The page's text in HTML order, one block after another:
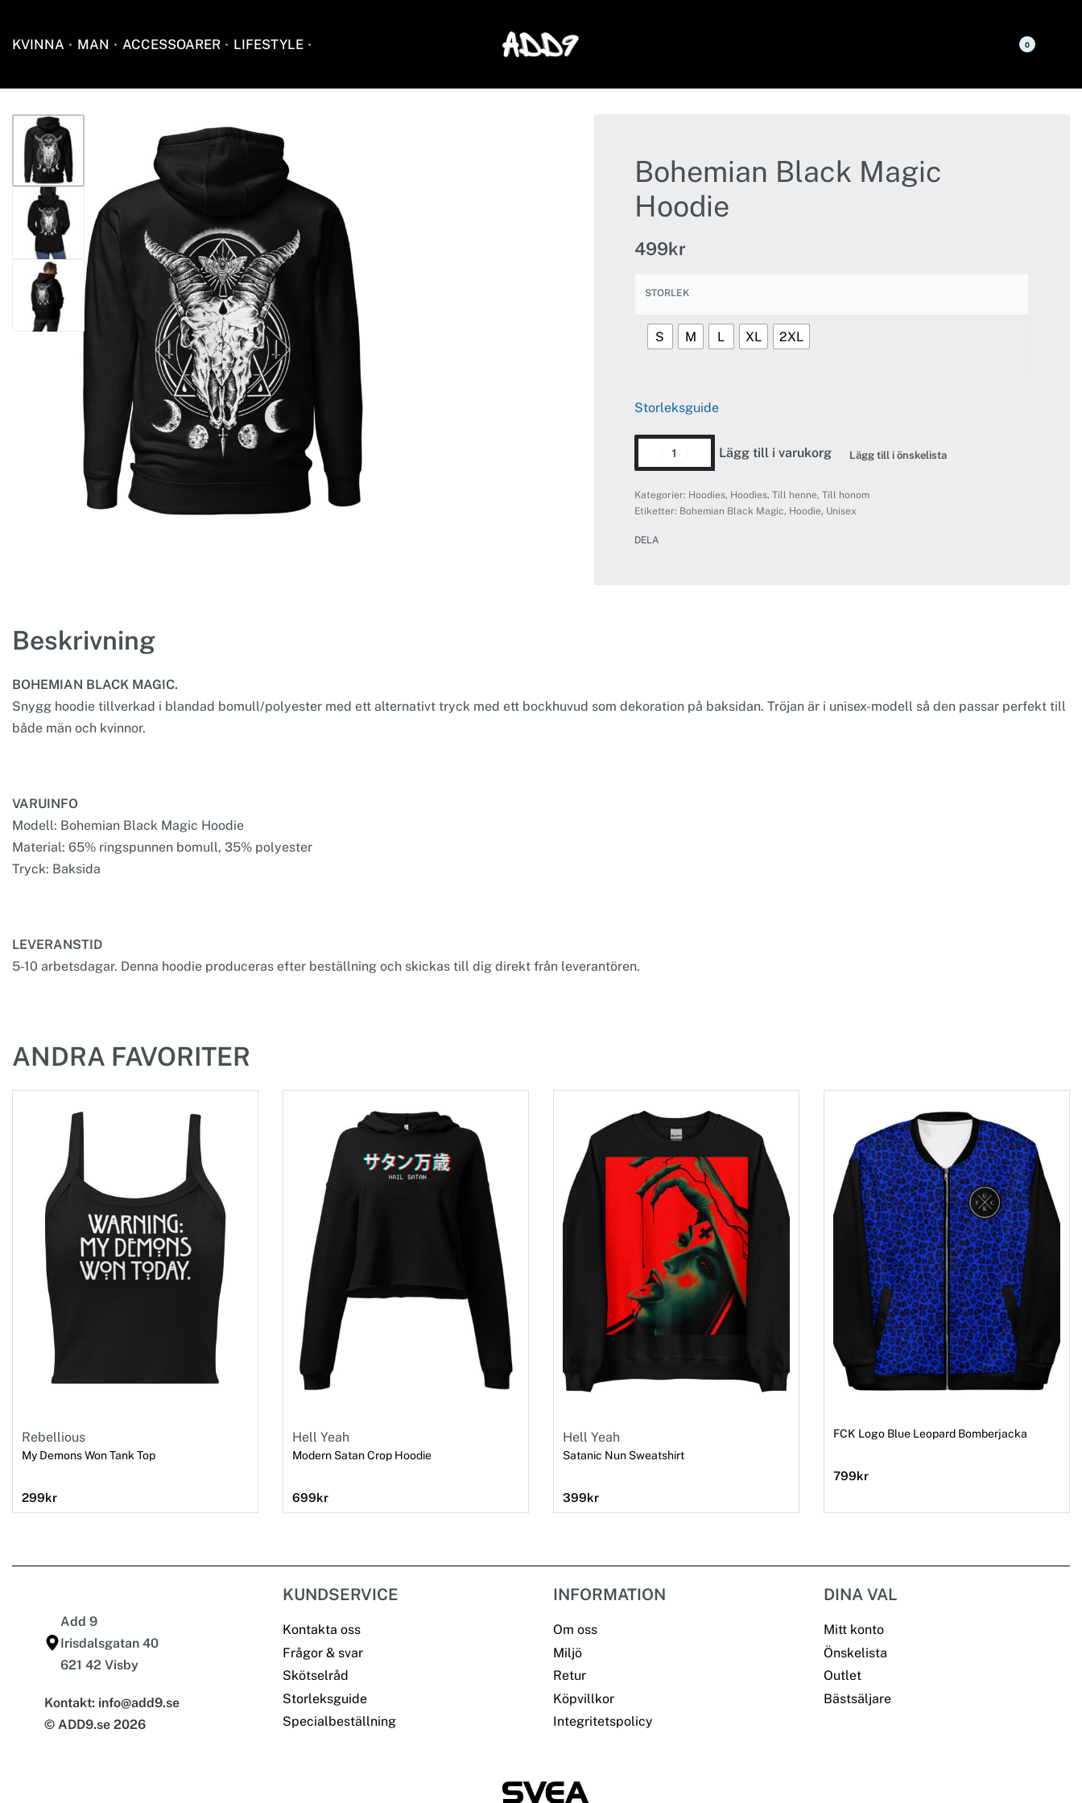
KVINNA MAN ACCESSOARER LIFESTYLE 0
Bohemian Black Magic
Hoodie
499kr
STORLEK
S M L XL 2XL
Storleksguide
Lägg till i varukorg Lägg till i önskelista
Kategorier: Hoodies, Hoodies, Till henne, Till honom
Etiketter: Bohemian Black Magic, Hoodie, Unisex
DELA
Beskrivning
BOHEMIAN BLACK MAGIC.
Snygg hoodie tillverkad i blandad bomull/polyester med ett alternativt tryck med ett bockhuvud som dekoration på baksidan. Tröjan är i unisex-modell så den passar perfekt till
både män och kvinnor.
VARUINFO
Modell: Bohemian Black Magic Hoodie
Material: 65% ringspunnen bomull, 35% polyester
Tryck: Baksida
LEVERANSTID
5-10 arbetsdagar. Denna hoodie produceras efter beställning och skickas till dig direkt från leverantören.
ANDRA FAVORITER
Rebellious
My Demons Won Tank Top
299kr
Hell Yeah
Modern Satan Crop Hoodie
699kr
Hell Yeah
Satanic Nun Sweatshirt
399kr
FCK Logo Blue Leopard Bomberjacka
799kr
Add 9
Irisdalsgatan 40
621 42 Visby
Kontakt: info@add9.se
© ADD9.se 2026
KUNDSERVICE
Kontakta oss
Frågor & svar
Skötselråd
Storleksguide
Specialbeställning
INFORMATION
Om oss
Miljö
Retur
Köpvillkor
Integritetspolicy
DINA VAL
Mitt konto
Önskelista
Outlet
Bästsäljare